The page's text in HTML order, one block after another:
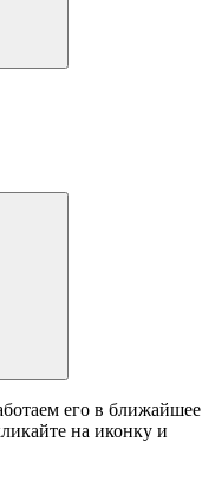
его в ближайшее
на иконку и